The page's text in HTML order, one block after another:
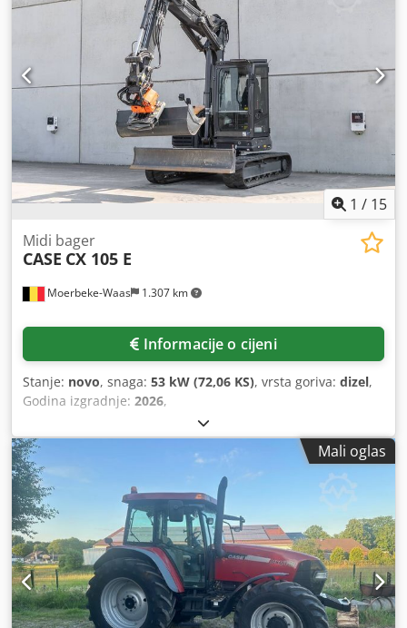
1 / 15
Moerbeke-Waas 1.307 km
Midi bager
CASE CX 105 E
Informacije o cijeni
Stanje: novo, snaga: 53 kW (72,06 KS), vrsta goriva: dizel,
Godina izgradnje: 2026,
Mali oglas